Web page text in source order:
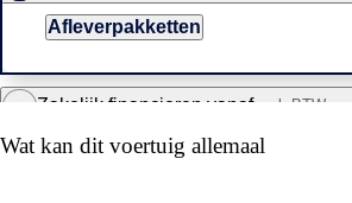
Afleverpakketten
Zakelijk financieren vanafexcl. BTW
Wat kan dit voertuig allemaal